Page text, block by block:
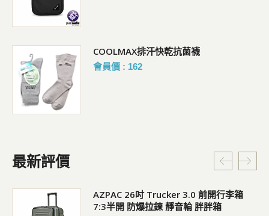
COOLMAX排汗快乾抗菌襪
會員價 : 162
最新評價
AZPAC 26吋 Trucker 3.0 前開行李箱
7:3半開 防爆拉鍊 靜音輪 胖胖箱